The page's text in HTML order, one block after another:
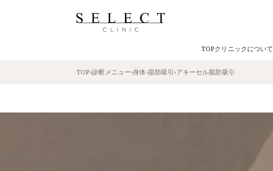
TOPクリニックについて
TOP›診断メニュー›身体›脂肪吸引›アキーセル脂肪吸引